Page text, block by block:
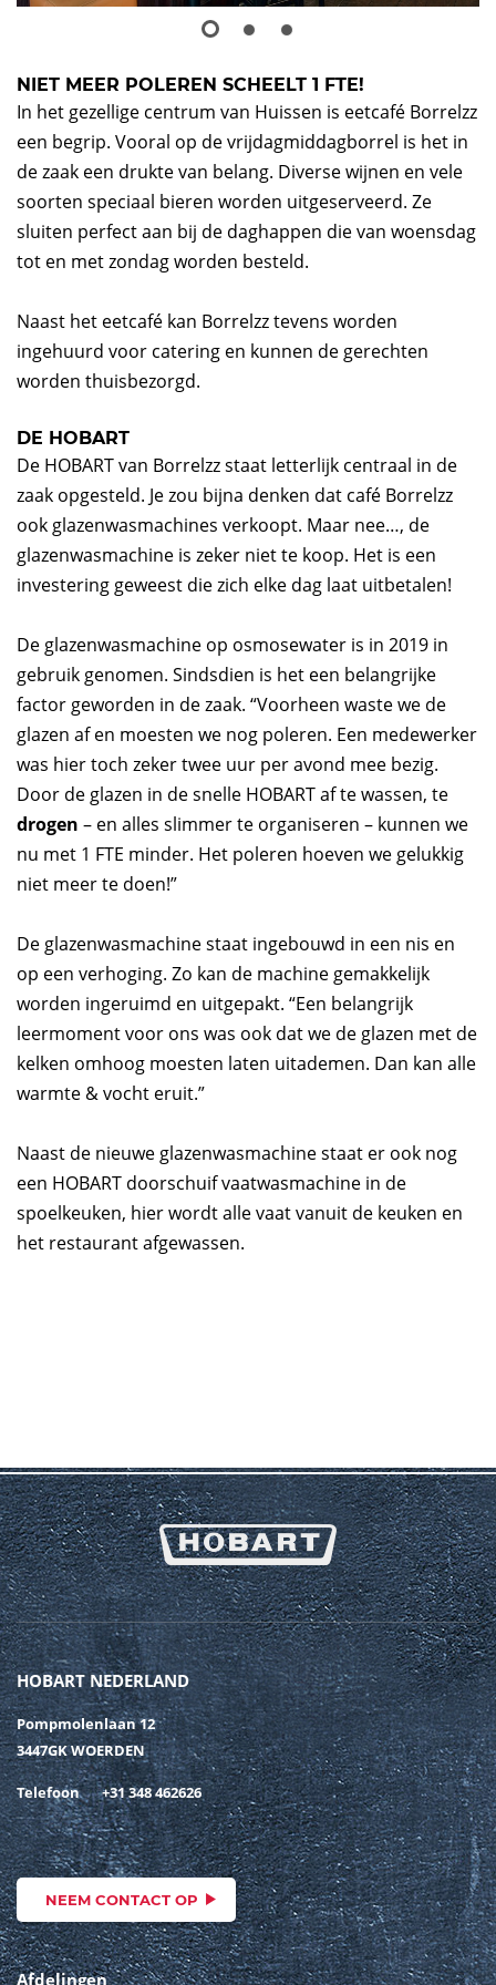
NIET MEER POLEREN SCHEELT 1 FTE!
In het gezellige centrum van Huissen is eetcafé Borrelzz
een begrip. Vooral op de vrijdagmiddagborrel is het in
de zaak een drukte van belang. Diverse wijnen en vele
soorten speciaal bieren worden uitgeserveerd. Ze
sluiten perfect aan bij de daghappen die van woensdag
tot en met zondag worden besteld.
Naast het eetcafé kan Borrelzz tevens worden
ingehuurd voor catering en kunnen de gerechten
worden thuisbezorgd.
DE HOBART
De HOBART van Borrelzz staat letterlijk centraal in de
zaak opgesteld. Je zou bijna denken dat café Borrelzz
ook glazenwasmachines verkoopt. Maar nee…, de
glazenwasmachine is zeker niet te koop. Het is een
investering geweest die zich elke dag laat uitbetalen!
De glazenwasmachine op osmosewater is in 2019 in
gebruik genomen. Sindsdien is het een belangrijke
factor geworden in de zaak. “Voorheen waste we de
glazen af en moesten we nog poleren. Een medewerker
was hier toch zeker twee uur per avond mee bezig.
Door de glazen in de snelle HOBART af te wassen, te
drogen – en alles slimmer te organiseren – kunnen we
nu met 1 FTE minder. Het poleren hoeven we gelukkig
niet meer te doen!”
De glazenwasmachine staat ingebouwd in een nis en
op een verhoging. Zo kan de machine gemakkelijk
worden ingeruimd en uitgepakt. “Een belangrijk
leermoment voor ons was ook dat we de glazen met de
kelken omhoog moesten laten uitademen. Dan kan alle
warmte & vocht eruit.”
Naast de nieuwe glazenwasmachine staat er ook nog
een HOBART doorschuif vaatwasmachine in de
spoelkeuken, hier wordt alle vaat vanuit de keuken en
het restaurant afgewassen.
HOBART NEDERLAND
Pompmolenlaan 12
3447GK WOERDEN
Telefoon +31 348 462626
NEEM CONTACT OP
Afdelingen